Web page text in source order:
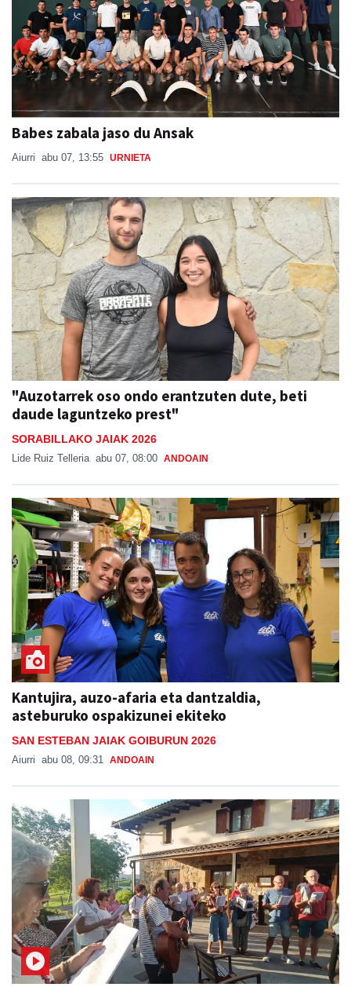
Babes zabala jaso du Ansak
Aiurri abu 07, 13:55 URNIETA
"Auzotarrek oso ondo erantzuten dute, beti
daude laguntzeko prest"
SORABILLAKO JAIAK 2026
Lide Ruiz Telleria abu 07, 08:00 ANDOAIN
Kantujira, auzo-afaria eta dantzaldia,
asteburuko ospakizunei ekiteko
SAN ESTEBAN JAIAK GOIBURUN 2026
Aiurri abu 08, 09:31 ANDOAIN